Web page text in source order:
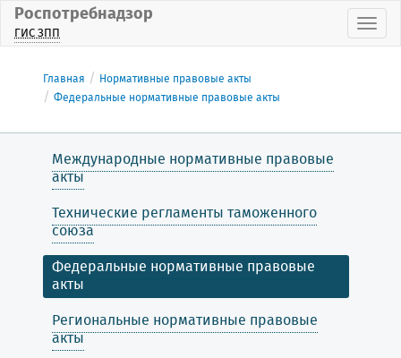
Роспотребнадзор
ГИС ЗПП
Главная
Нормативные правовые акты
Федеральные нормативные правовые акты
Международные нормативные правовые
акты
Технические регламенты таможенного
союза
Федеральные нормативные правовые
акты
Региональные нормативные правовые
акты